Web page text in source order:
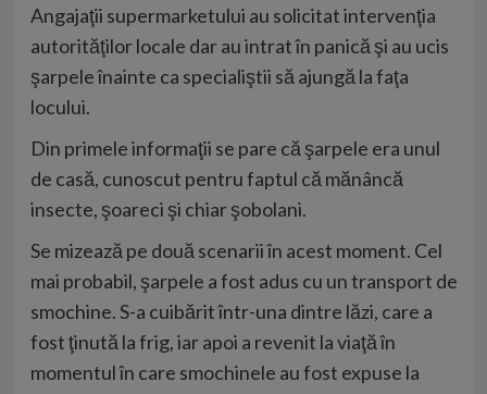
Angajaţii supermarketului au solicitat intervenţia
autorităţilor locale dar au intrat în panică şi au ucis
şarpele înainte ca specialiştii să ajungă la faţa
locului.
Din primele informaţii se pare că şarpele era unul
de casă, cunoscut pentru faptul că mănâncă
insecte, şoareci şi chiar şobolani.
Se mizează pe două scenarii în acest moment. Cel
mai probabil, şarpele a fost adus cu un transport de
smochine. S-a cuibărit într-una dintre lăzi, care a
fost ţinută la frig, iar apoi a revenit la viaţă în
momentul în care smochinele au fost expuse la